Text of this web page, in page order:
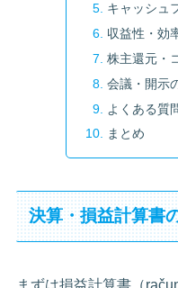
キャッシュ
収益性・効
株主還元・
会議・開示
よくある質
まとめ
決算・損益計算書
まずは損益計算書（